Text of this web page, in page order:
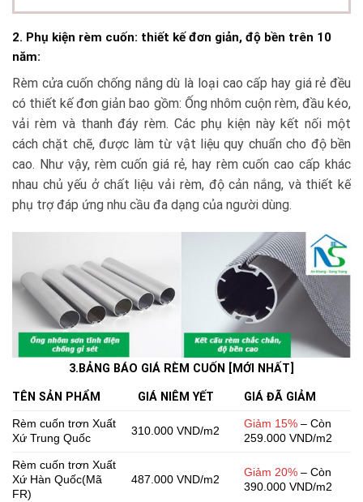
2. Phụ kiện rèm cuốn: thiết kế đơn giản, độ bền trên 10
năm:
Rèm cửa cuốn chống nắng dù là loại cao cấp hay giá rẻ đều
có thiết kế đơn giản bao gồm: Ống nhôm cuộn rèm, đầu kéo,
vải rèm và thanh đáy rèm. Các phụ kiện này kết nối một
cách chặt chẽ, được làm từ vật liệu quy chuẩn cho độ bền
cao. Như vậy, rèm cuốn giá rẻ, hay rèm cuốn cao cấp khác
nhau chủ yếu ở chất liệu vải rèm, độ cản nắng, và thiết kế
phụ trợ đáp ứng nhu cầu đa dạng của người dùng.
3.BẢNG BÁO GIÁ RÈM CUỐN [MỚI NHẤT]
TÊN SẢN PHẨM GIÁ NIÊM YẾT GIÁ ĐÃ GIẢM
Rèm cuốn trơn Xuất
Xứ Trung Quốc
310.000 VND/m2
Giảm 15% – Còn
259.000 VND/m2
Rèm cuốn trơn Xuất
Xứ Hàn Quốc(Mã
FR)
487.000 VND/m2
Giảm 20% – Còn
390.000 VND/m2